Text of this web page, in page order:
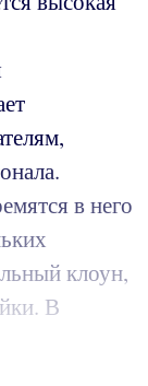
в него
клоун,
В